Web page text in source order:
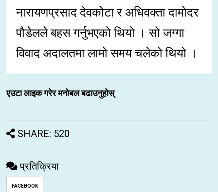
नारायणप्रसाद देवकोटा र अधिवक्ता दामोदर
पौडेलले बहस गर्नुभएको थियो । सो जग्गा
विवाद अदालतमा लामो समय चलेको थियो ।
एउटा लाइक गरेर मनोबल बढाउनुहोस्
SHARE: 520
प्रतिक्रिया
FACEBOOK